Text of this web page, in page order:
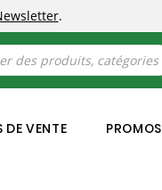
.
DE VENTE PROMOS